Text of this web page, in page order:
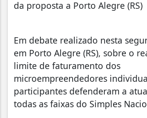
da proposta a Porto Alegre (RS)
Em debate realizado nesta
em Porto Alegre (RS), sobre o
limite de faturamento dos
microempreendedores
participantes defenderam a
todas as faixas do Simples